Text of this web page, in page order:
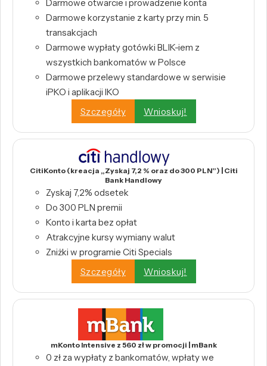
Darmowe otwarcie i prowadzenie konta
Darmowe korzystanie z karty przy min. 5
transakcjach
Darmowe wypłaty gotówki BLIK-iem z
wszystkich bankomatów w Polsce
Darmowe przelewy standardowe w serwisie
iPKO i aplikacji IKO
Szczegóły
Wnioskuj!
CitiKonto (kreacja „Zyskaj 7,2 % oraz do 300 PLN”) | Citi
Bank Handlowy
Zyskaj 7,2% odsetek
Do 300 PLN premii
Konto i karta bez opłat
Atrakcyjne kursy wymiany walut
Zniżki w programie Citi Specials
Szczegóły
Wnioskuj!
mKonto Intensive z 560 zł w promocji | mBank
0 zł za wypłaty z bankomatów, wpłaty we